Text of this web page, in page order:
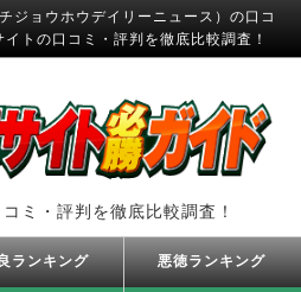
ジョウホウデイリーニュース）の口コ
トの口コミ・評判を徹底比較調査！
ミ・評判を徹底比較調査！
ランキング 悪徳ランキング